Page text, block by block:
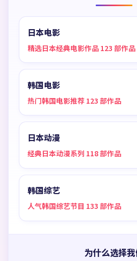
日本电影
精选日本经典电影作品 123 部作品
韩国电影
热门韩国电影推荐 123 部作品
日本动漫
经典日本动漫系列 118 部作品
韩国综艺
人气韩国综艺节目 133 部作品
为什么选择